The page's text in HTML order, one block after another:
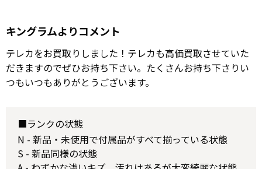
キングラムよりコメント
テレカをお買取りしました！テレカも高価買取させていた
だきますのでぜひお持ち下さい。たくさんお持ち下さりい
つもいつもありがとうございます。
■ランクの状態
N - 新品・未使用で付属品がすべて揃っている状態
S - 新品同様の状態